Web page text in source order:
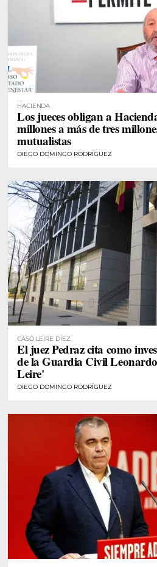
HACIENDA
Los jueces obligan a
millones a más de tres
mutualistas
DIEGO DOMINGO RODRÍGUEZ
CASO LEIRE DÍEZ
El juez Pedraz cita como
de la Guardia Civil
Leire'
DIEGO DOMINGO RODRÍGUEZ